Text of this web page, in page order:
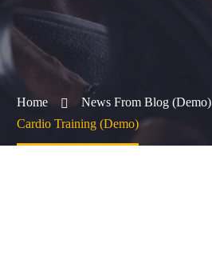
Home
News From Blog (Demo)
Cardio Training (Demo)